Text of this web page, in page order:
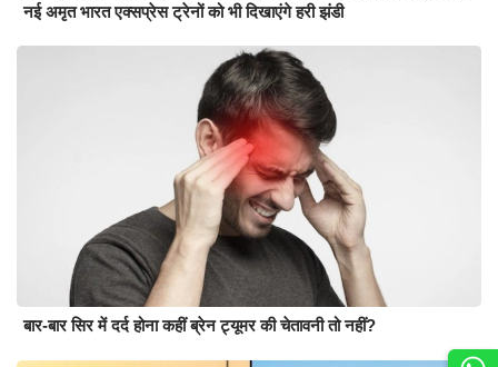
नई अमृत भारत एक्सप्रेस ट्रेनों को भी दिखाएंगे हरी झंडी
बार-बार सिर में दर्द होना कहीं ब्रेन ट्यूमर की चेतावनी तो नहीं?